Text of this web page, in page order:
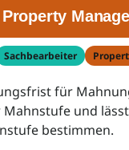
Property
Sachbearbeiter
für
Mahnstufe und
bestimmen.